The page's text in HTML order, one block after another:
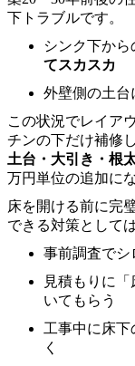
下トラブルです。
シンク下から
てスカスカ
外壁側の土台
この状況でレイア
チンの下だけ補修
土台・大引き・根
万円単位の追加に
床を開ける前に完
できる対策として
事前調査でシ
見積もりに
いてもらう
工事中に床
く